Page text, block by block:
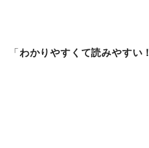
「 わかりやすくて読みやすい！